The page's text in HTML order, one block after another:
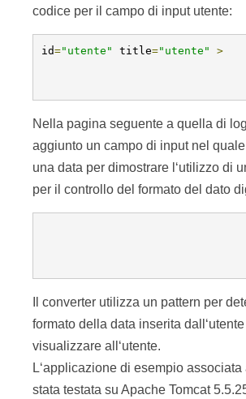
codice per il campo di input utente:
id="utente" title="utente" >
Nella pagina seguente a quella di
aggiunto un campo di input nel
una data per dimostrare l‘utilizzo di
per il controllo del formato del dato
Il converter utilizza un pattern per
formato della data inserita
visualizzare all‘utente.
L‘applicazione di esempio associata
stata testata su Apache Tomcat